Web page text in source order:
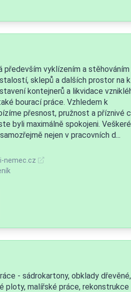
především vyklízením a stěhováním
sklepů a dalších prostor na
kontejnerů a likvidace
bourací práce. Vzhledem k
přesnost, pružnost a příznivé
byli maximálně spokojeni. Veškeré
nejen v pracovních d...
nemec.cz
- sádrokartony, obklady dřevěné,
ploty, malířské práce, rekonstrukce